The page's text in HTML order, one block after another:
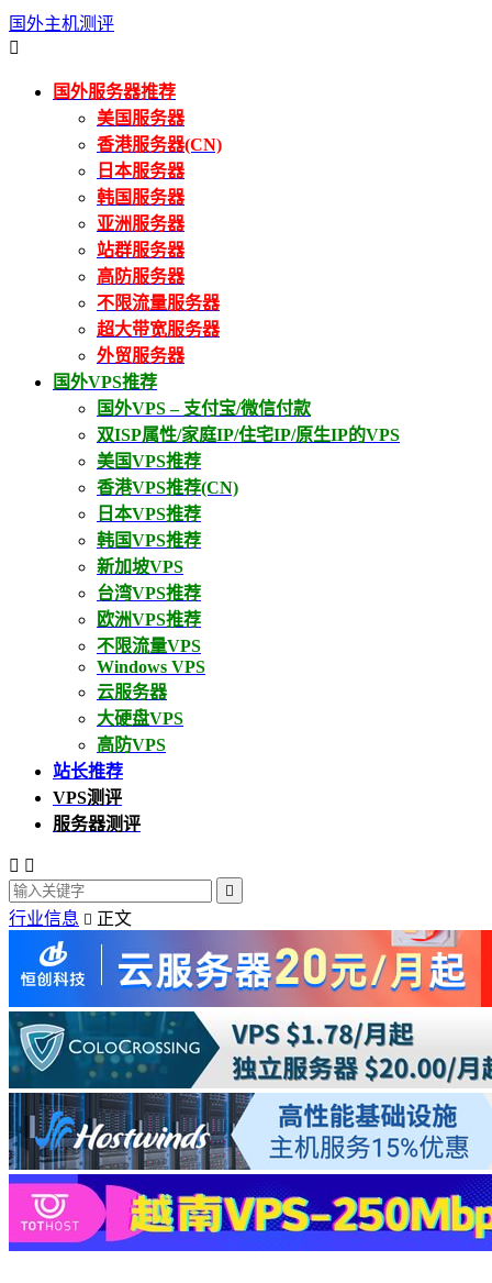
国外主机测评

国外服务器推荐
美国服务器
香港服务器(CN)
日本服务器
韩国服务器
亚洲服务器
站群服务器
高防服务器
不限流量服务器
超大带宽服务器
外贸服务器
国外VPS推荐
国外VPS – 支付宝/微信付款
双ISP属性/家庭IP/住宅IP/原生IP的VPS
美国VPS推荐
香港VPS推荐(CN)
日本VPS推荐
韩国VPS推荐
新加坡VPS
台湾VPS推荐
欧洲VPS推荐
不限流量VPS
Windows VPS
云服务器
大硬盘VPS
高防VPS
站长推荐
VPS测评
服务器测评
 

行业信息  正文